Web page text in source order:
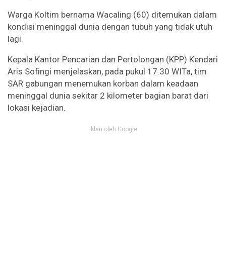
Warga Koltim bernama Wacaling (60) ditemukan dalam
kondisi meninggal dunia dengan tubuh yang tidak utuh
lagi.
Kepala Kantor Pencarian dan Pertolongan (KPP) Kendari
Aris Sofingi menjelaskan, pada pukul 17.30 WITa, tim
SAR gabungan menemukan korban dalam keadaan
meninggal dunia sekitar 2 kilometer bagian barat dari
lokasi kejadian.
Iklan oleh Google